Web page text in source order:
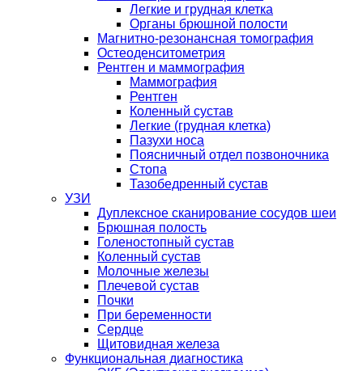
Легкие и грудная клетка
Органы брюшной полости
Магнитно-резонансная томография
Остеоденситометрия
Рентген и маммография
Маммография
Рентген
Коленный сустав
Легкие (грудная клетка)
Пазухи носа
Поясничный отдел позвоночника
Стопа
Тазобедренный сустав
УЗИ
Дуплексное сканирование сосудов шеи
Брюшная полость
Голеностопный сустав
Коленный сустав
Молочные железы
Плечевой сустав
Почки
При беременности
Сердце
Щитовидная железа
Функциональная диагностика